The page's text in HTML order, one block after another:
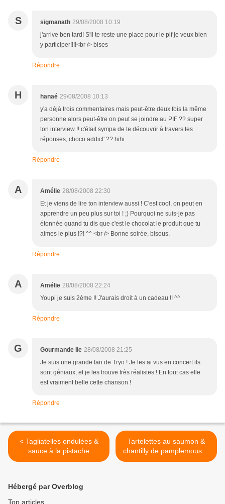
S sigmanath 29/08/2008 10:19
j'arrive ben tard! S'il te reste une place pour le pif je veux bien
y participer!!!!<br /> bises
Répondre
H hanaé 29/08/2008 10:13
y'a déjà trois commentaires mais peut-être deux fois la même
personne alors peut-être on peut se joindre au PIF ?? super
ton interview !! c'était sympa de te découvrir à travers tes
réponses, choco addict' ?? hihi
Répondre
A Amélie 28/08/2008 22:30
Et je viens de lire ton interview aussi ! C'est cool, on peut en
apprendre un peu plus sur toi ! ;) Pourquoi ne suis-je pas
étonnée quand tu dis que c'est le chocolat le produit que tu
aimes le plus !?! ^^ <br /> Bonne soirée, bisous.
Répondre
A Amélie 28/08/2008 22:24
Youpi je suis 2ème !! J'aurais droit à un cadeau !! ^^
Répondre
G Gourmande Ile 28/08/2008 21:25
Je suis une grande fan de Tryo ! Je les ai vus en concert ils
sont géniaux, et je les trouve très réalistes ! En tout cas elle
est vraiment belle cette chanson !
Répondre
< Tagliatelles ondulées &
sauce à la pistache
Tartelettes au saumon &
chantilly de pamplemousse
>
Hébergé par Overblog
Top articles